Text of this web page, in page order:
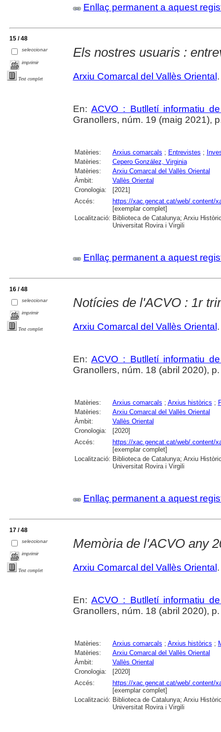
Enllaç permanent a aquest
15 / 48
seleccionar
imprimir
Text complet
Els nostres usuaris :
Arxiu Comarcal del Vallès Oriental.
En: ACVO : Butlletí informatiu
Granollers, núm. 19 (maig 2021),
Matèries: Arxius comarcals ; Entrevistes ;
Matèries:
Cepero González, Virginia
Matèries:
Arxiu Comarcal del Vallès Oriental
Àmbit:
Vallès Oriental
Cronologia:
[2021]
Accés:
https://xac.gencat.cat/web/.content/
[exemplar complet]
Localització: Biblioteca de Catalunya; Arxiu
Universitat Rovira i Virgili
Enllaç permanent a aquest
16 / 48
seleccionar
imprimir
Text complet
Notícies de l'ACVO : 1r
Arxiu Comarcal del Vallès Oriental.
En: ACVO : Butlletí informatiu
Granollers, núm. 18 (abril 2020),
Matèries: Arxius comarcals ; Arxius històrics ;
Matèries:
Arxiu Comarcal del Vallès Oriental
Àmbit:
Vallès Oriental
Cronologia:
[2020]
Accés:
https://xac.gencat.cat/web/.content/
[exemplar complet]
Localització: Biblioteca de Catalunya; Arxiu
Universitat Rovira i Virgili
Enllaç permanent a aquest
17 / 48
seleccionar
imprimir
Text complet
Memòria de l'ACVO any
Arxiu Comarcal del Vallès Oriental .
En: ACVO : Butlletí informatiu
Granollers, núm. 18 (abril 2020),
Matèries: Arxius comarcals ; Arxius històrics ;
Matèries:
Arxiu Comarcal del Vallès Oriental
Àmbit:
Vallès Oriental
Cronologia:
[2020]
Accés:
https://xac.gencat.cat/web/.content/
[exemplar complet]
Localització: Biblioteca de Catalunya; Arxiu
Universitat Rovira i Virgili